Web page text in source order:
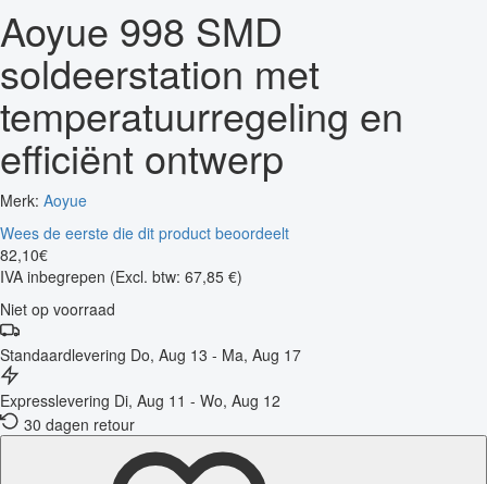
Aoyue 998 SMD
soldeerstation met
temperatuurregeling en
efficiënt ontwerp
Merk: Aoyue
Wees de eerste die dit product beoordeelt
82,10€
IVA inbegrepen (Excl. btw: 67,85 €)
Niet op voorraad
Standaardlevering Do, Aug 13 - Ma, Aug 17
Expresslevering Di, Aug 11 - Wo, Aug 12
30 dagen retour